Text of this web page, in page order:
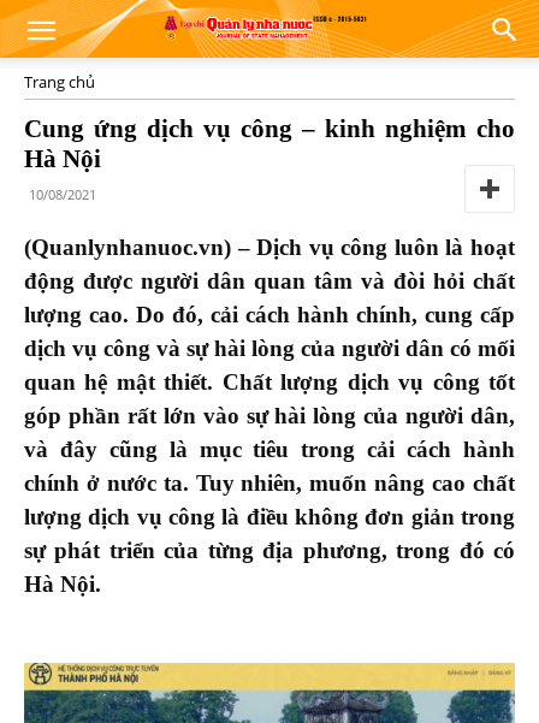
Trang chủ
Cung ứng dịch vụ công – kinh nghiệm cho
Hà Nội
10/08/2021
(Quanlynhanuoc.vn) – Dịch vụ công luôn là hoạt
động được người dân quan tâm và đòi hỏi chất
lượng cao. Do đó, cải cách hành chính, cung cấp
dịch vụ công và sự hài lòng của người dân có mối
quan hệ mật thiết. Chất lượng dịch vụ công tốt
góp phần rất lớn vào sự hài lòng của người dân,
và đây cũng là mục tiêu trong cải cách hành
chính ở nước ta. Tuy nhiên, muốn nâng cao chất
lượng dịch vụ công là điều không đơn giản trong
sự phát triển của từng địa phương, trong đó có
Hà Nội.